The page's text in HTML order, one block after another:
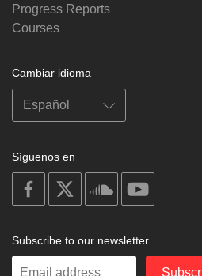
Progress Reports
Courses
Cambiar idioma
Síguenos en
on
facebook
soundcloud
Subscribe to our newsletter
Enter